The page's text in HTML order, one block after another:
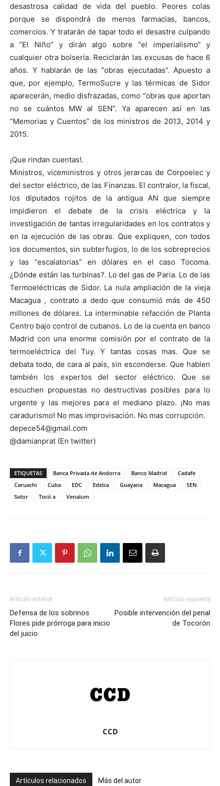
desastrosa calidad de vida del pueblo. Peores colas
porque se dispondrá de menos farmacias, bancos,
comercios. Y tratarán de tapar todo el desastre culpando
a “El Niño” y dirán algo sobre “el imperialismo” y
cualquier otra bolsería. Reciclarán las excusas de hace 6
años. Y hablarán de las “obras ejecutadas”. Apuesto a
que, por ejemplo, TermoSucre y las térmicas de Sidor
aparecerán, medio disfrazadas, como “obras que aportan
no se cuántos MW al SEN”. Ya aparecen así en las
“Memorias y Cuentos” de los ministros de 2013, 2014 y
2015.
¡Que rindan cuentas!.
Ministros, viceministros y otros jerarcas de Corpoelec y
del sector eléctrico, de las Finanzas. El contralor, la fiscal,
los diputados rojitos de la antigua AN que siempre
impidieron el debate de la crisis eléctrica y la
investigación de tantas irregularidades en los contratos y
en la ejecución de las obras. Que expliquen, con todos
los documentos, sin subterfugios, lo de los sobreprecios
y las “escalatorias” en dólares en el caso Tocoma.
¿Dónde están las turbinas?. Lo del gas de Paria. Lo de las
Termoeléctricas de Sidor. La nula ampliación de la vieja
Macagua , contrato a dedo que consumió más de 450
millones de dólares. La interminable refacción de Planta
Centro bajo control de cubanos. Lo de la cuenta en banco
Madrid con una enorme comisión por el contrato de la
termoeléctrica del Tuy. Y tantas cosas mas. Que se
debata todo, de cara al país, sin esconderse. Que hablen
también los expertos del sector eléctrico. Que se
escuchen propuestas no destructivas posibles para lo
urgente y las mejores para el mediano plazo. ¡No mas
caradurismo! No mas improvisación. No mas corrupción.
depece54@gmail.com
@damianprat (En twitter)
ETIQUETAS Banca Privada de Andorra Banco Madrid
Cadafe
Caruachi
Cuba EDC Edelca Guayana Macagua
SEN
Sidor
Tocó a Venalum
Artículo anterior
Defensa de los sobrinos
Flores pide prórroga para inicio
del juicio
Artículo siguiente
Posible intervención del penal
de Tocorón
CCD
Artículos relacionados Más del autor